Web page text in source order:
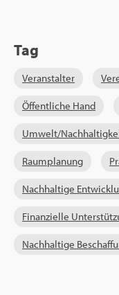
Tag
Ver­an­stal­ter
Öf­fent­li­che Hand
Um­welt/
Raum­pla­nung
Nach­hal­ti­ge
Fi­nan­zi­el­le
Nach­hal­ti­ge